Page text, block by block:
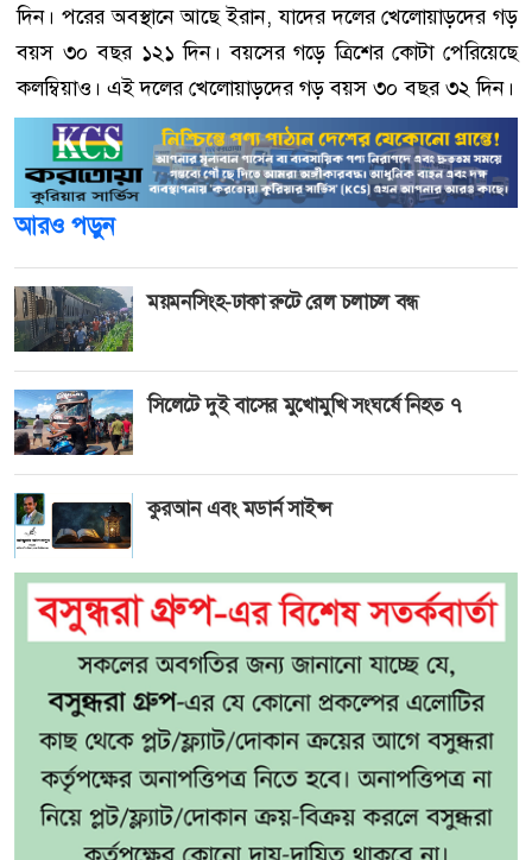
দিন। পরের অবস্থানে আছে ইরান, যাদের দলের খেলোয়াড়দের গড়
বয়স ৩০ বছর ১২১ দিন। বয়সের গড়ে ত্রিশের কোটা পেরিয়েছে
কলম্বিয়াও। এই দলের খেলোয়াড়দের গড় বয়স ৩০ বছর ৩২ দিন।
আরও পড়ুন
ময়মনসিংহ-ঢাকা রুটে রেল চলাচল বন্ধ
সিলেটে দুই বাসের মুখোমুখি সংঘর্ষে নিহত ৭
কুরআন এবং মডার্ন সাইন্স